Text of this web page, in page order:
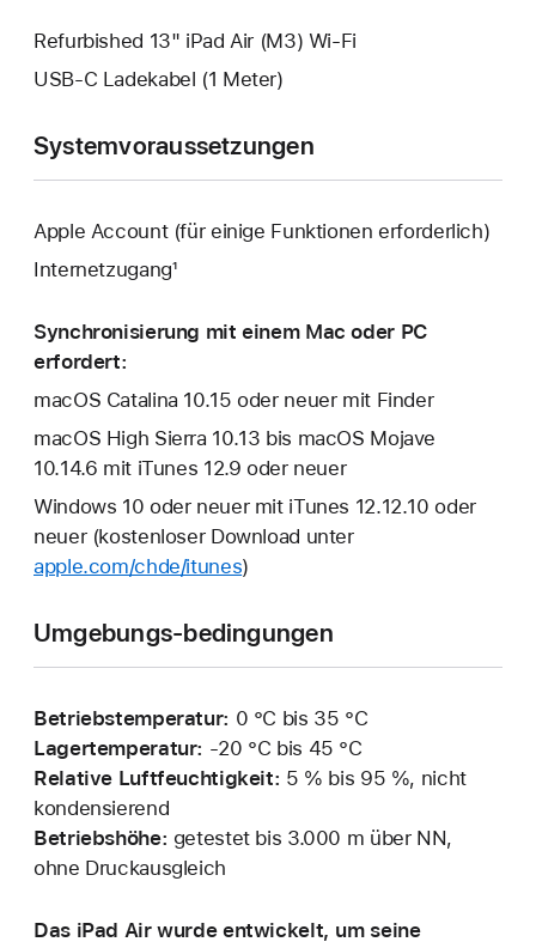
Refurbished 13" iPad Air (M3) Wi-Fi
USB‑C Ladekabel (1 Meter)
Systemvoraussetzungen
Apple Account (für einige Funktionen erforderlich)
Internetzugang¹
Synchronisierung mit einem Mac oder PC
erfordert:
macOS Catalina 10.15 oder neuer mit Finder
macOS High Sierra 10.13 bis macOS Mojave
10.14.6 mit iTunes 12.9 oder neuer
Windows 10 oder neuer mit iTunes 12.12.10 oder
neuer (kostenloser Download unter
apple.com/chde/itunes)
Umgebungs-bedingungen
Betriebstemperatur: 0 °C bis 35 °C
Lagertemperatur: ‑20 °C bis 45 °C
Relative Luftfeuchtigkeit: 5 % bis 95 %, nicht
kondensierend
Betriebshöhe: getestet bis 3.000 m über NN,
ohne Druckausgleich
Das iPad Air wurde entwickelt, um seine